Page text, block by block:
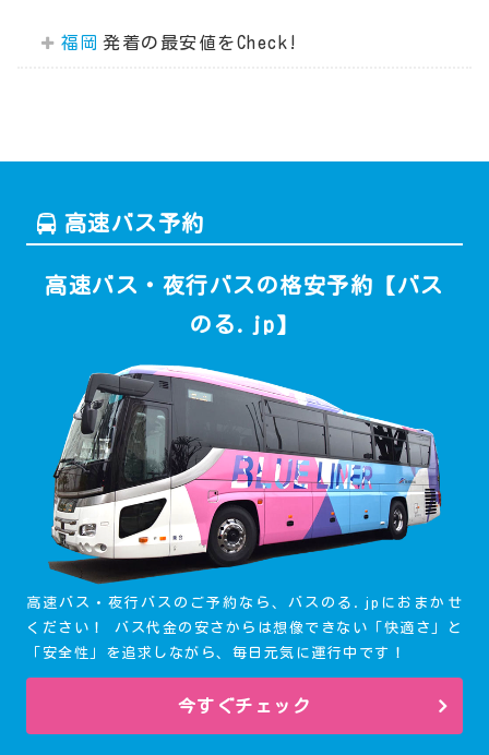
福岡
高速バス予約
高速バス・夜行バスの格安予約【バス
のる.jp】
高速バス・夜行バスのご予約なら、バスのる.jpにおまかせ
ください！ バス代金の安さからは想像できない「快適さ」と
「安全性」を追求しながら、毎日元気に運行中です！
今すぐチェック